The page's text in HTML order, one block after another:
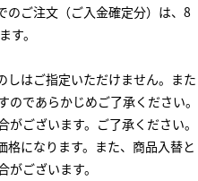
ご注文（ご入金確定分）は、8
す。
はご指定いただけません。また
であらかじめご了承ください。
ございます。ご了承ください。
になります。また、商品入替と
ございます。